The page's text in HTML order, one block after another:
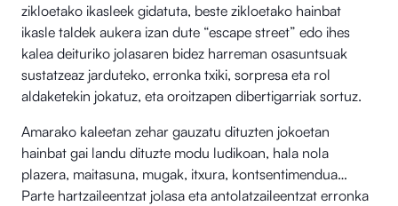
zikloetako ikasleek gidatuta, beste zikloetako hainbat
ikasle taldek aukera izan dute “escape street” edo ihes
kalea deituriko jolasaren bidez harreman osasuntsuak
sustatzeaz jarduteko, erronka txiki, sorpresa eta rol
aldaketekin jokatuz, eta oroitzapen dibertigarriak sortuz.
Amarako kaleetan zehar gauzatu dituzten jokoetan
hainbat gai landu dituzte modu ludikoan, hala nola
plazera, maitasuna, mugak, itxura, kontsentimendua…
Parte hartzaileentzat jolasa eta antolatzaileentzat erronka